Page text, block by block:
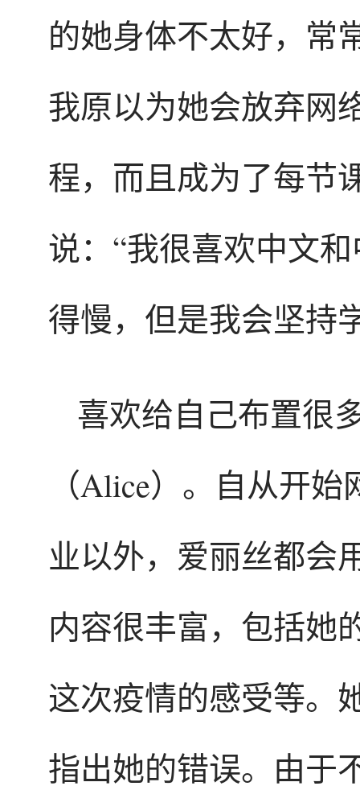
的她身体不太好，常
我原以为她会放弃网
程，而且成为了每节
说：“我很喜欢中文
得慢，但是我会坚持
喜欢给自己布置
（Alice）。自从开
业以外，爱丽丝都会
内容很丰富，包括她
这次疫情的感受等。
指出她的错误。由于